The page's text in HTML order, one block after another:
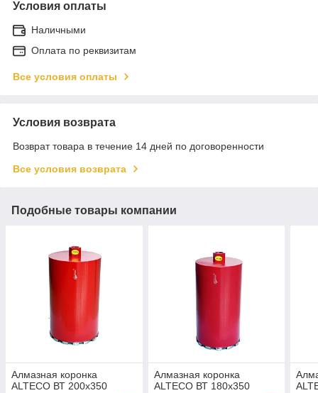
Условия оплаты
Наличными
Оплата по реквизитам
Все условия оплаты
Условия возврата
Возврат товара в течение 14 дней по договоренности
Все условия возврата
Подобные товары компании
Алмазная коронка
ALTECO ВТ 200х350
Алмазная коронка
ALTECO ВТ 180х350